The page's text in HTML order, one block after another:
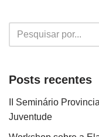
Posts recentes
II Seminário
Juventude